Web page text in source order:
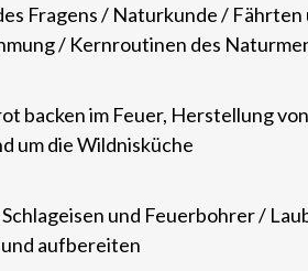
Fragens / Naturkunde /
/ Kernroutinen des
backen im Feuer, Herstellung
um die Wildnisküche
und Feuerbohrer /
aufbereiten